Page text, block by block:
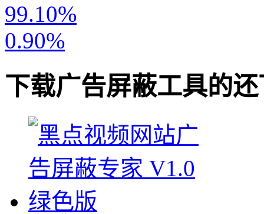
99.10%
0.90%
下载广告屏蔽工具的